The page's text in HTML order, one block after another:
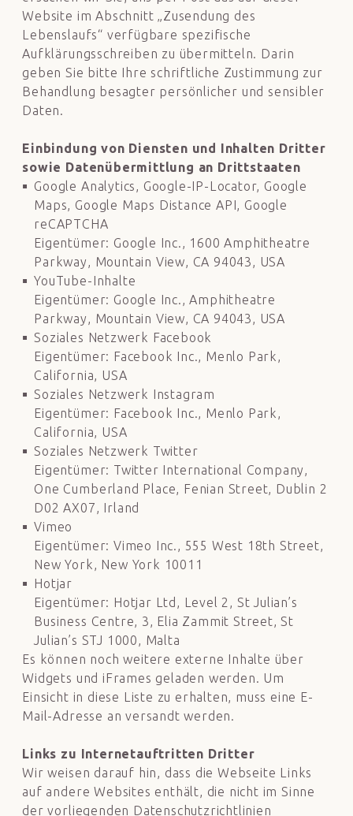
Website im Abschnitt „Zusendung des
Lebenslaufs“ verfügbare spezifische
Aufklärungsschreiben zu übermitteln. Darin
geben Sie bitte Ihre schriftliche Zustimmung zur
Behandlung besagter persönlicher und sensibler
Daten.
Einbindung von Diensten und Inhalten Dritter
sowie Datenübermittlung an Drittstaaten
Google Analytics, Google-IP-Locator, Google
Maps, Google Maps Distance API, Google
reCAPTCHA
Eigentümer: Google Inc., 1600 Amphitheatre
Parkway, Mountain View, CA 94043, USA
YouTube-Inhalte
Eigentümer: Google Inc., Amphitheatre
Parkway, Mountain View, CA 94043, USA
Soziales Netzwerk Facebook
Eigentümer: Facebook Inc., Menlo Park,
California, USA
Soziales Netzwerk Instagram
Eigentümer: Facebook Inc., Menlo Park,
California, USA
Soziales Netzwerk Twitter
Eigentümer: Twitter International Company,
One Cumberland Place, Fenian Street, Dublin 2
D02 AX07, Irland
Vimeo
Eigentümer: Vimeo Inc., 555 West 18th Street,
New York, New York 10011
Hotjar
Eigentümer: Hotjar Ltd, Level 2, St Julian’s
Business Centre, 3, Elia Zammit Street, St
Julian’s STJ 1000, Malta
Es können noch weitere externe Inhalte über
Widgets und iFrames geladen werden. Um
Einsicht in diese Liste zu erhalten, muss eine E-
Mail-Adresse an versandt werden.
Links zu Internetauftritten Dritter
Wir weisen darauf hin, dass die Webseite
Links
auf andere Websites enthält, die nicht im Sinne
der vorliegenden Datenschutzrichtlinien